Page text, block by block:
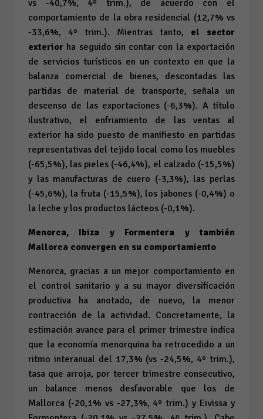
vs -40,7%, 4º trim.), de acuerdo con el
comportamiento de la obra residencial (12,7% vs
-33,6%, 4º trim.). Mientras tanto, el sector
exterior ha seguido sin contar con la exportación
de servicios turísticos en un contexto en que la
balanza comercial de bienes, descontadas las
partidas de material de transporte, señala un
descenso de las exportaciones (-6,3%). A título
ilustrativo, el enfriamiento de las ventas al
exterior ha sido puesto de manifiesto en partidas
representativas del tejido local como los muebles
(-65,5%), las pieles (-46,4%), el calzado (-15,5%)
y las manufacturas de cuero (-3,3%), las perlas
(-45,6%), la fruta (-15,5%), los jabones (-0,4%) o
la leche y los productos lácteos (-0,1%).
Menorca, Ibiza y Formentera y también
Mallorca convergen en su comportamiento
Menorca, gracias a un mejor comportamiento en
el control sanitario y a su mayor diversificación
productiva ha anotado, de nuevo, la menor
contracción de la actividad. Concretamente, la
estimación avance para el primer trimestre indica
que la economía menorquina ha retrocedido a un
ritmo interanual del 17,3% (vs -24,5%, 4º trim.),
tasa que arroja, por tercer trimestre consecutivo,
un balance menos desfavorable que los de
Mallorca (-20,1% vs -27,3%, 4º trim.) y Eivissa y